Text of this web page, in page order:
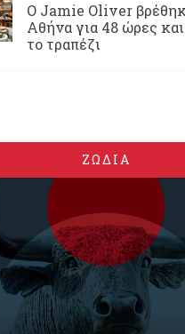
Ο Jamie Oliver
Αθήνα για 48 ώρες
το τραπέζι
ΖΩΔΙΑ